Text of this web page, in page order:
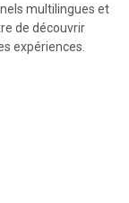
multilingues et
de découvrir
expériences.